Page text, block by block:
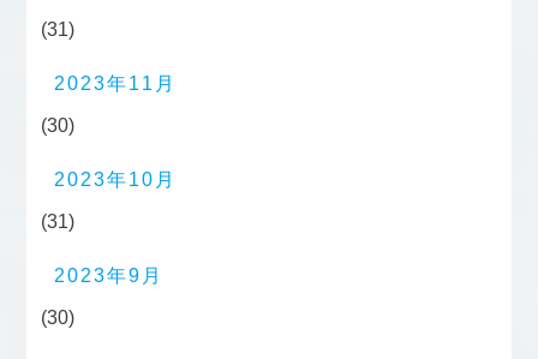
(31)
2023年11月
(30)
2023年10月
(31)
2023年9月
(30)